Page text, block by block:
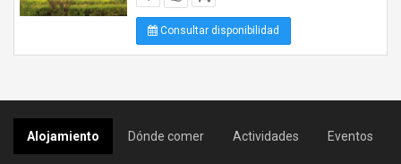
Consultar disponibilidad
Alojamiento Dónde comer Actividades Eventos